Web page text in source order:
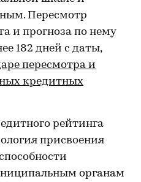
Пересмотр
и прогноза по нему
182 дней с даты,
пересмотра и
кредитных
рейтинга
присвоения
органам